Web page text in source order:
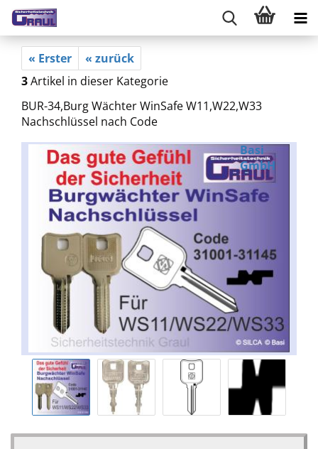
« Erster
« zurück
3Artikel in dieser Kategorie
BUR-34,Burg Wächter WinSafe W11,W22,W33
Nachschlüssel nach Code
Basi
GmbH